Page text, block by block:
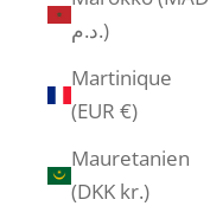
د.م.)
Martinique
(EUR €)
Mauretanien
(DKK kr.)